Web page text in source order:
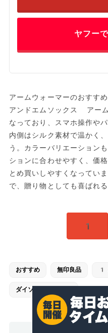
ヤフー
アームウォーマーのおすす
アンドエムソックス アー
なっており、スマホ操作や
内側はシルク素材で温かく
う。カラーバリエーション
ションに合わせやすく、
とめ買いしやすくなってい
で、贈り物としても喜ばれ
1
おすすめ 無印良品
ダイソー [DAISO]